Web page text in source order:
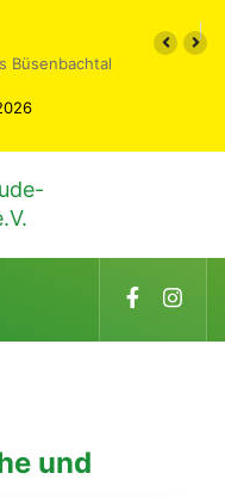
Büsenbachtal
und